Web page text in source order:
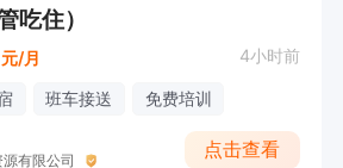
吃住）
元/月 4小时前
班车接送 免费培训
有限公司
点击查看